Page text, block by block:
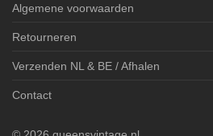
Algemene voorwaarden
Retourneren
Verzenden NL & BE / Afhalen
Contact